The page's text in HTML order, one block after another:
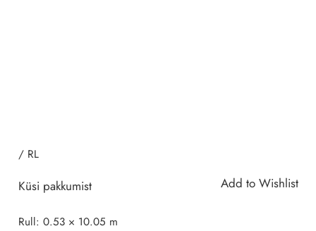
/ RL
Küsi pakkumist Add to Wishlist
Rull: 0.53 × 10.05 m